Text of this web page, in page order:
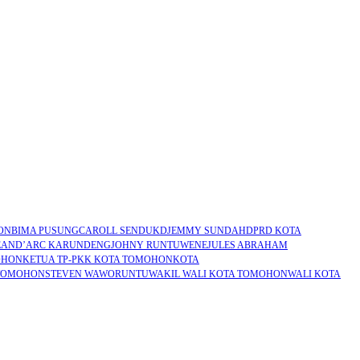
BIMA PUSUNGCAROLL SENDUKDJEMMY SUNDAHDPRD KOTA
KARUNDENGJOHNY RUNTUWENEJULES ABRAHAM
KETUA TP-PKK KOTA TOMOHONKOTA
STEVEN WAWORUNTUWAKIL WALI KOTA TOMOHONWALI KOTA